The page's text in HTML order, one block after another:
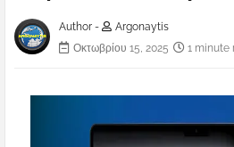
Author -
Argonaytis
Οκτωβρίου 15, 2025
1 minute